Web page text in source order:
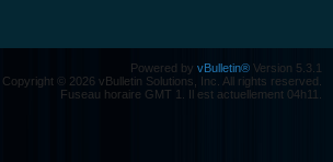
Powered by vBulletin® Version 5.3.1
Copyright © 2026 vBulletin Solutions, Inc. All rights reserved.
Fuseau horaire GMT 1. Il est actuellement 04h11.